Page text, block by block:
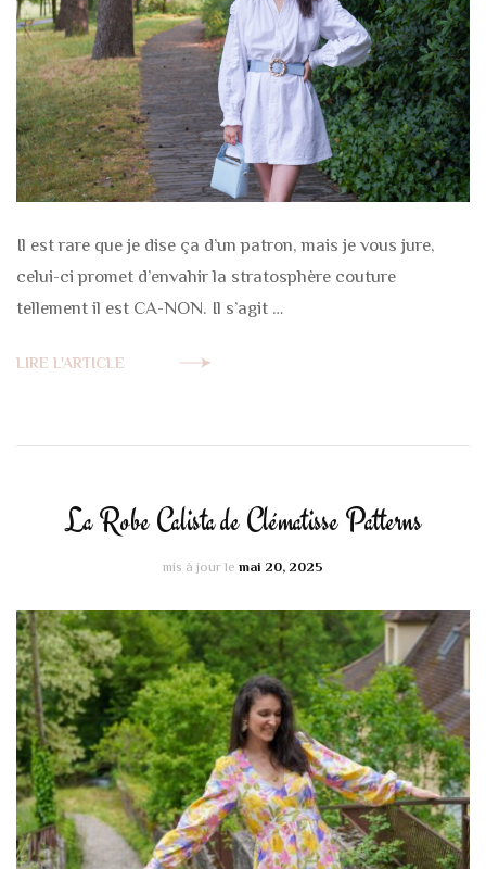
Il est rare que je dise ça d’un patron, mais je vous jure,
celui-ci promet d’envahir la stratosphère couture
tellement il est CA-NON. Il s’agit …
LIRE L'ARTICLE
La Robe Calista de Clématisse Patterns
mis à jour le mai 20, 2025